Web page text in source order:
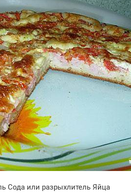
Сода или разрыхлитель Яйца